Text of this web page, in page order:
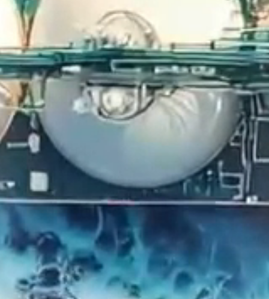
자연과 환경, 미래의 가치를
생각하는 기업이 되겠습니다.